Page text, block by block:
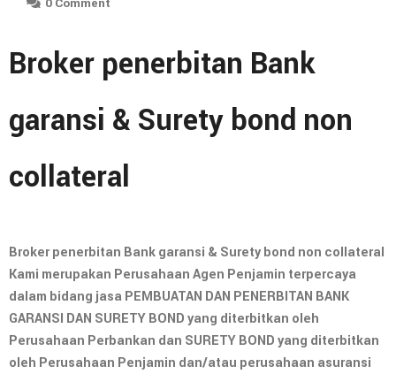
0 Comment
Broker penerbitan Bank
garansi & Surety bond non
collateral
Broker penerbitan Bank garansi & Surety bond non collateral
Kami merupakan Perusahaan Agen Penjamin terpercaya
dalam bidang jasa PEMBUATAN DAN PENERBITAN BANK
GARANSI DAN SURETY BOND yang diterbitkan oleh
Perusahaan Perbankan dan SURETY BOND yang diterbitkan
oleh Perusahaan Penjamin dan/atau perusahaan asuransi